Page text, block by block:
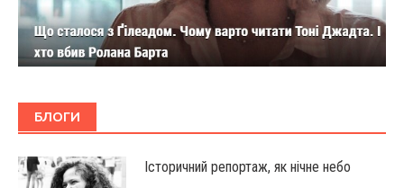
БЛОГИ
Історичний репортаж, як нічне небо